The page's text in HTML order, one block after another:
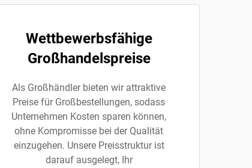
Wettbewerbsfähige
Großhandelspreise
Als Großhändler bieten wir attraktive
Preise für Großbestellungen, sodass
Unternehmen Kosten sparen können,
ohne Kompromisse bei der Qualität
einzugehen. Unsere Preisstruktur ist
darauf ausgelegt, Ihr